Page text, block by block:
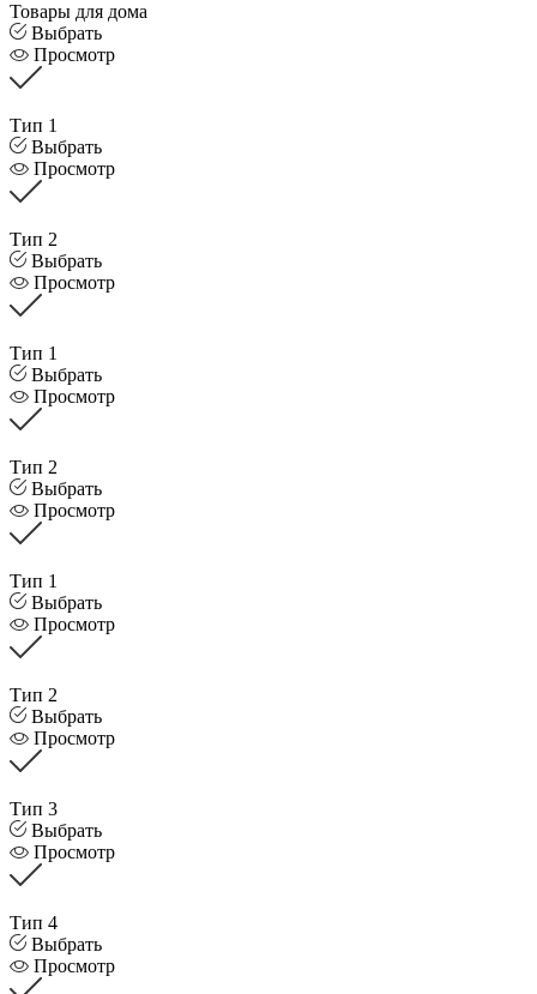
Товары для дома
Выбрать
Просмотр
Тип 1
Выбрать
Просмотр
Тип 2
Выбрать
Просмотр
Тип 1
Выбрать
Просмотр
Тип 2
Выбрать
Просмотр
Тип 1
Выбрать
Просмотр
Тип 2
Выбрать
Просмотр
Тип 3
Выбрать
Просмотр
Тип 4
Выбрать
Просмотр